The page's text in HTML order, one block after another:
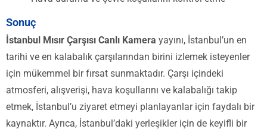
Sonuç
İstanbul Mısır Çarşısı Canlı Kamera yayını, İstanbul’un en
tarihi ve en kalabalık çarşılarından birini izlemek isteyenler
için mükemmel bir fırsat sunmaktadır. Çarşı içindeki
atmosferi, alışverişi, hava koşullarını ve kalabalığı takip
etmek, İstanbul’u ziyaret etmeyi planlayanlar için faydalı bir
kaynaktır. Ayrıca, İstanbul’daki yerleşikler için de keyifli bir